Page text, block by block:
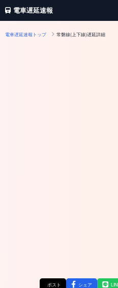
電車遅延速報
電車遅延速報トップ 常磐線(上下線)遅延詳細
ポスト シェア